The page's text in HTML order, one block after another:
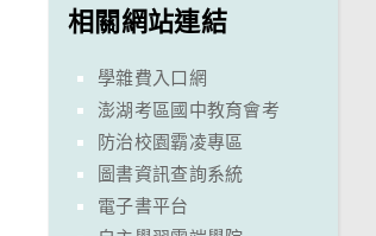
相關網站連結
學雜費入口網
澎湖考區國中教育會考
防治校園霸凌專區
圖書資訊查詢系統
電子書平台